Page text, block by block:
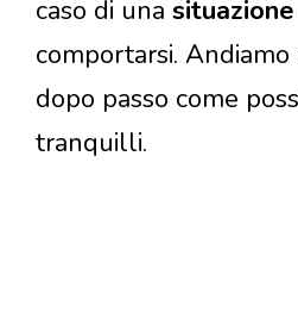
caso di una
comportarsi. Andiamo
dopo passo come
tranquilli.